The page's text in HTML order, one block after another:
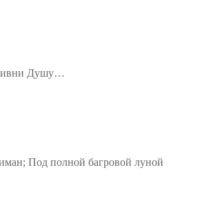
ливни Душу…
Под полной багровой луной